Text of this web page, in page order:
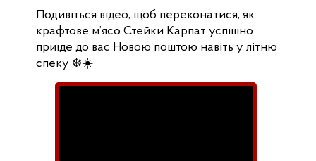
Подивіться відео, щоб переконатися, як
крафтове м’ясо Стейки Карпат успішно
приїде до вас Новою поштою навіть у літню
спеку ❄️☀️